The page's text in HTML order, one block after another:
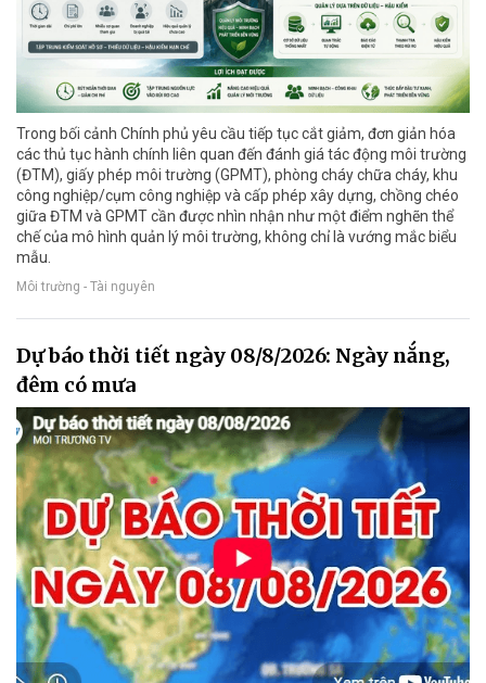
Trong bối cảnh Chính phủ yêu cầu tiếp tục cắt giảm, đơn giản hóa
các thủ tục hành chính liên quan đến đánh giá tác động môi trường
(ĐTM), giấy phép môi trường (GPMT), phòng cháy chữa cháy, khu
công nghiệp/cụm công nghiệp và cấp phép xây dựng, chồng chéo
giữa ĐTM và GPMT cần được nhìn nhận như một điểm nghẽn thể
chế của mô hình quản lý môi trường, không chỉ là vướng mắc biểu
mẫu.
Môi trường - Tài nguyên
Dự báo thời tiết ngày 08/8/2026: Ngày nắng,
đêm có mưa